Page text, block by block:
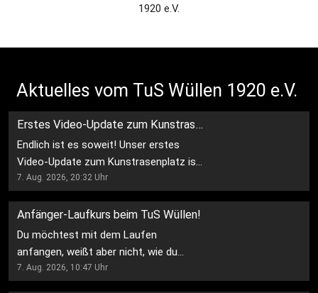
1920 e.V.
Aktuelles vom TuS Wüllen 1920 e.V.
Erstes Video-Update zum Kunstrasenplatz ist online! ⚽️🤍
Endlich ist es soweit! Unser erstes
Video-Update zum Kunstrasenplatz ist
da! ⚽️🤍 Präsentiert von der Firma
Hauptsponsor. 🙌 Vielen Dank für eure
Unterstützung und dafür, dass ihr unser
Kunstrasenprojekt fördert! 🤍 ➡️ Freut
euch auf das nächste Wochenupdate!
Ihr habt noch keinen Quadratmeter
7. Aug. 2026, 20:32 Uhr
Anfänger-Laufkurs beim TuS Wüllen!
Du möchtest mit dem Laufen
anfangen, weißt aber nicht, wie du
starten sollst? Dann ist unser
7. Aug. 2026, 10:47 Uhr